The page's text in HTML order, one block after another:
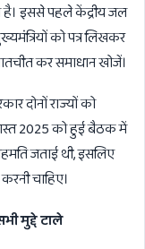
है। इससे पहले केंद्रीय जल
को पत्र लिखकर
कर समाधान खोजें।
दोनों राज्यों को
2025 को हुई बैठक में
जताई थी, इसलिए
चाहिए।
मुद्दे टाले